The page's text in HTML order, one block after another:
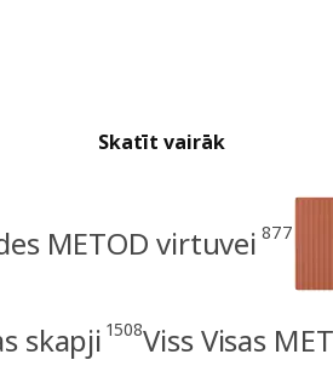
Skatīt vairāk
METOD virtuvei 877
skapji 1508Viss Visas